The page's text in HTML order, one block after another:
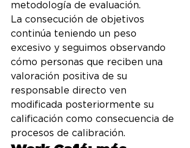
metodología de evaluación.
La consecución de objetivos
continúa teniendo un peso
excesivo y seguimos observando
cómo personas que reciben una
valoración positiva de su
responsable directo ven
modificada posteriormente su
calificación como consecuencia de
procesos de calibración.